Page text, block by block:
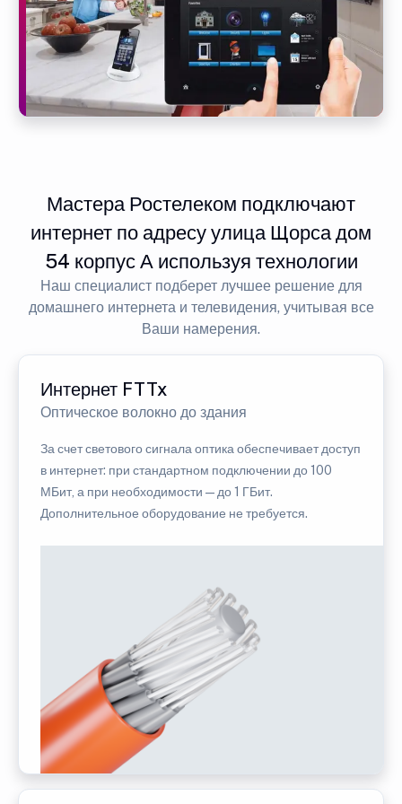
Мастера Ростелеком подключают
интернет по адресу улица Щорса дом
54 корпус А используя технологии
Наш специалист подберет лучшее решение для
домашнего интернета и телевидения, учитывая все
Ваши намерения.
Интернет FTTx
Оптическое волокно до здания
За счет светового сигнала оптика обеспечивает доступ
в интернет: при стандартном подключении до 100
МБит, а при необходимости — до 1 ГБит.
Дополнительное оборудование не требуется.